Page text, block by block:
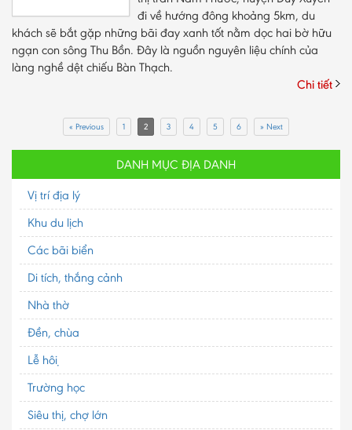
đi về hướng đông khoảng 5km, du
khách sẽ bắt gặp những bãi đay xanh tốt nằm dọc hai bờ hữu
ngạn con sông Thu Bồn. Đây là nguồn nguyên liệu chính của
làng nghề dệt chiếu Bàn Thạch.
Chi tiết
« Previous 1 2 3 4 5 6 » Next
DANH MỤC ĐỊA DANH
Vị trí địa lý
Khu du lịch
Các bãi biển
Di tích, thắng cảnh
Nhà thờ
Đền, chùa
Lễ hội
Trường học
Siêu thị, chợ lớn